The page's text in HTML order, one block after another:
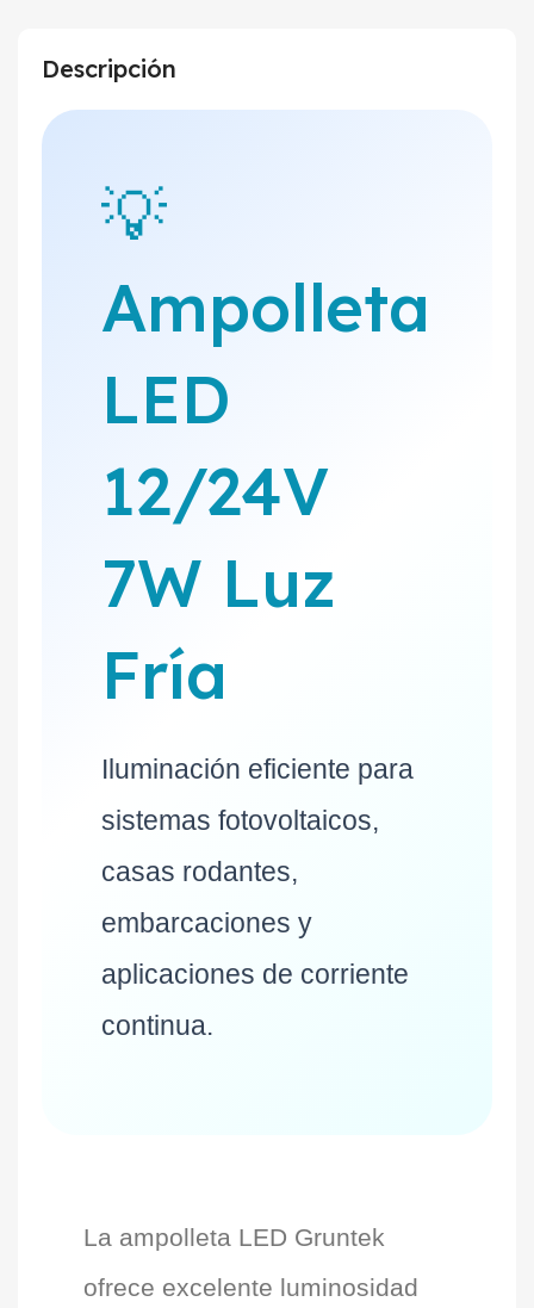
Descripción
💡
Ampolleta
LED
12/24V
7W Luz
Fría
Iluminación eficiente para
sistemas fotovoltaicos,
casas rodantes,
embarcaciones y
aplicaciones de corriente
continua.
La ampolleta LED Gruntek
ofrece excelente luminosidad